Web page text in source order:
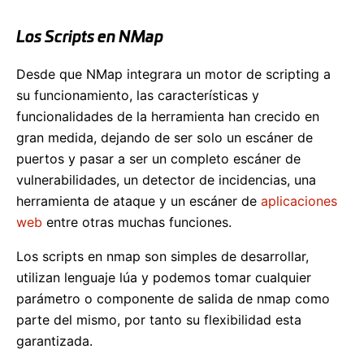
Los Scripts en NMap
Desde que NMap integrara un motor de scripting a
su funcionamiento, las características y
funcionalidades de la herramienta han crecido en
gran medida, dejando de ser solo un escáner de
puertos y pasar a ser un completo escáner de
vulnerabilidades, un detector de incidencias, una
herramienta de ataque y un escáner de aplicaciones
web entre otras muchas funciones.
Los scripts en nmap son simples de desarrollar,
utilizan lenguaje lúa y podemos tomar cualquier
parámetro o componente de salida de nmap como
parte del mismo, por tanto su flexibilidad esta
garantizada.